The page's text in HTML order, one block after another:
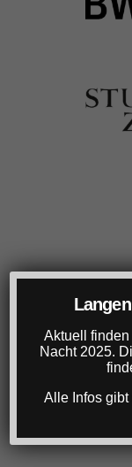
Aktuell
Nacht 2025.
Alle Infos gibt